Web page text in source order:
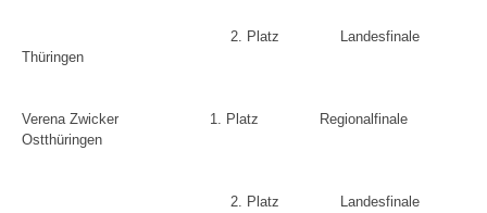
2. Platz
Landesfinale
Thüringen
Verena Zwicker 1. Platz
Regionalfinale
Ostthüringen
2. Platz
Landesfinale